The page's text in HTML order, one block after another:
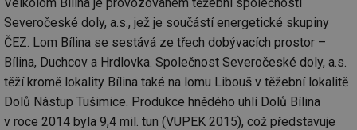
Severočeské doly, a.s., jež je součástí energetické skupiny
ČEZ. Lom Bílina se sestává ze třech dobývacích prostor –
Bílina, Duchcov a Hrdlovka. Společnost Severočeské doly, a.s.
těží kromě lokality Bílina také na lomu Libouš v těžební lokalitě
Dolů Nástup Tušimice. Produkce hnědého uhlí Dolů Bílina
v roce 2014 byla 9,4 mil. tun (VUPEK 2015), což představuje